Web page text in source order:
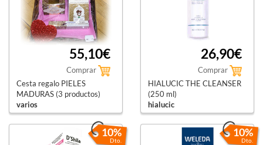
55,10€
Comprar
Cesta regalo PIELES
MADURAS (3 productos)
varios
26,90€
Comprar
HIALUCIC THE CLEANSER
(250 ml)
hialucic
10%
Dto.
10%
Dto.